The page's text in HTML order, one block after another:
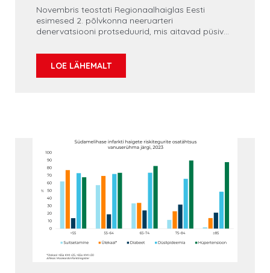
Novembris teostati Regionaalhaiglas Eesti
esimesed 2. põlvkonna neeruarteri
denervatsiooni protseduurid, mis aitavad püsivalt
ravimid ei ole vererõhku langetanud.
LOE LÄHEMALT